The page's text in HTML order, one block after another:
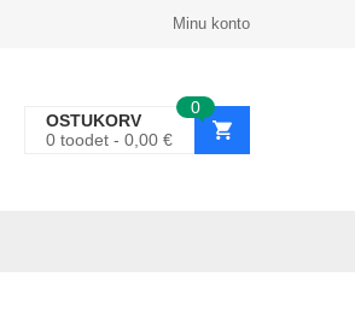
Minu konto
0
OSTUKORV
0 toodet 0,00 €